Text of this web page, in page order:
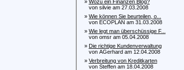
» Wozu ein Finanzen Blog?
von silvie am 27.03.2008
» Wie können Sie beurteilen, o...
von ECOPLAN am 31.03.2008
» Wie legt man überschüssige F...
von omsr am 05.04.2008
» Die richtige Kundenverwaltung
von AGerhard am 12.04.2008
» Verbreitung von Kreditkarten
von Steffen am 18.04.2008